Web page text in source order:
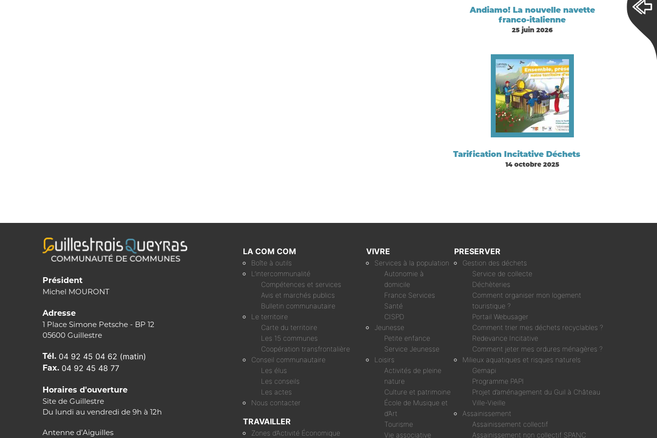
Andiamo! La nouvelle navette
franco-italienne
25 juin 2026
Tarification Incitative Déchets
14 octobre 2025
Président
Michel MOURONT
Adresse
1 Place Simone Petsche - BP 12
05600 Guillestre
Tél. 04 92 45 04 62 (matin)
Fax. 04 92 45 48 77
Horaires d'ouverture
Site de Guillestre
Du lundi au vendredi de 9h à 12h
Antenne d’Aiguilles
LA COM COM
Boîte à outils
L’intercommunalité
Compétences et services
Avis et marchés publics
Bulletin communautaire
Le territoire
Carte du territoire
Les 15 communes
Coopération transfrontalière
Conseil communautaire
Les élus
Les conseils
Les actes
Nous contacter
TRAVAILLER
Zones d’Activité Économique
VIVRE
Services à la population
Autonomie à
domicile
France Services
Santé
CISPD
Jeunesse
Petite enfance
Service Jeunesse
Loisirs
Activités de pleine
nature
Culture et patrimoine
École de Musique et
d’Art
Tourisme
Vie associative
PRESERVER
Gestion des déchets
Service de collecte
Déchèteries
Comment organiser mon logement
touristique ?
Portail Webusager
Comment trier mes déchets recyclables ?
Redevance Incitative
Comment jeter mes ordures ménagères ?
Milieux aquatiques et risques naturels
Gemapi
Programme PAPI
Projet d’aménagement du Guil à Château
Ville-Vieille
Assainissement
Assainissement collectif
Assainissement non collectif SPANC